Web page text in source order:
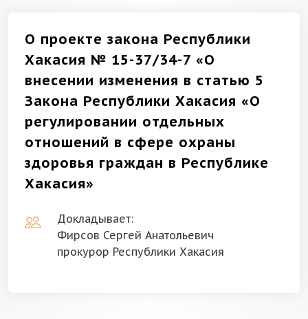
О проекте закона Республики
Хакасия № 15-37/34-7 «О
внесении изменения в статью 5
Закона Республики Хакасия «О
регулировании отдельных
отношений в сфере охраны
здоровья граждан в Республике
Хакасия»
Докладывает:
Фирсов Сергей Анатольевич
прокурор Республики Хакасия